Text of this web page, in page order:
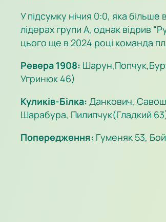
У підсумку нічия 0:0, яка
лідерах групи А, однак відрив
цього ще в 2024 році команда
Ревера 1908:
Угринюк 46)
Куликів-Білка: Данкович,
Шарабура, Пилипчук(Гладкий
Попередження: Гуменяк 53,